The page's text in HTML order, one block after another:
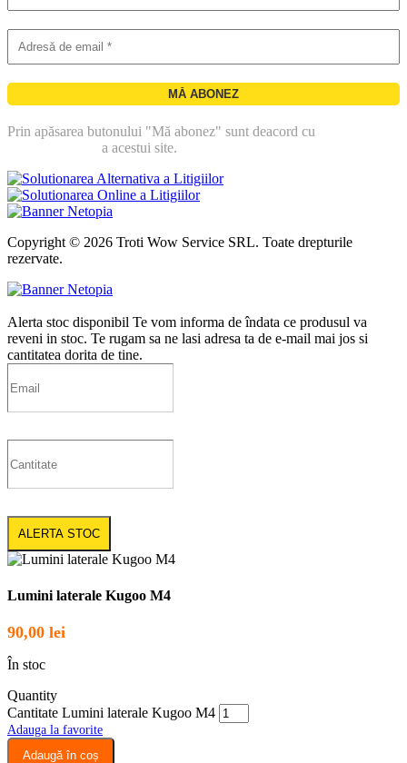
Prin apăsarea butonului "Mă abonez" sunt deacord cu
a acestui site.
Copyright © 2026 Troti Wow Service SRL. Toate drepturile
rezervate.
Alerta stoc disponibil Te vom informa de îndata ce produsul va
reveni in stoc. Te rugam sa ne lasi adresa ta de e-mail mai jos si
cantitatea dorita de tine.
ALERTA STOC
Lumini laterale Kugoo M4
90,00 lei
În stoc
Quantity
Cantitate Lumini laterale Kugoo M4
Adauga la favorite
Adaugă în coș